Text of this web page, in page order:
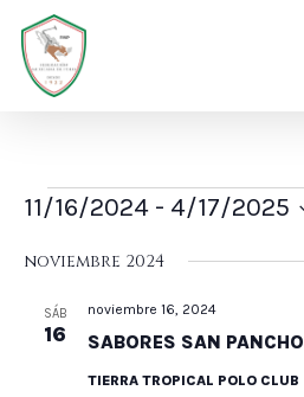
Skip
main
Eventos
11/16/2024 - 4/17/2025
fecha.
noviembre 2024
SÁB
16 SABORES SAN PANCHO
noviembre 16, 2024
TIERRA TROPICAL POLO CLUB